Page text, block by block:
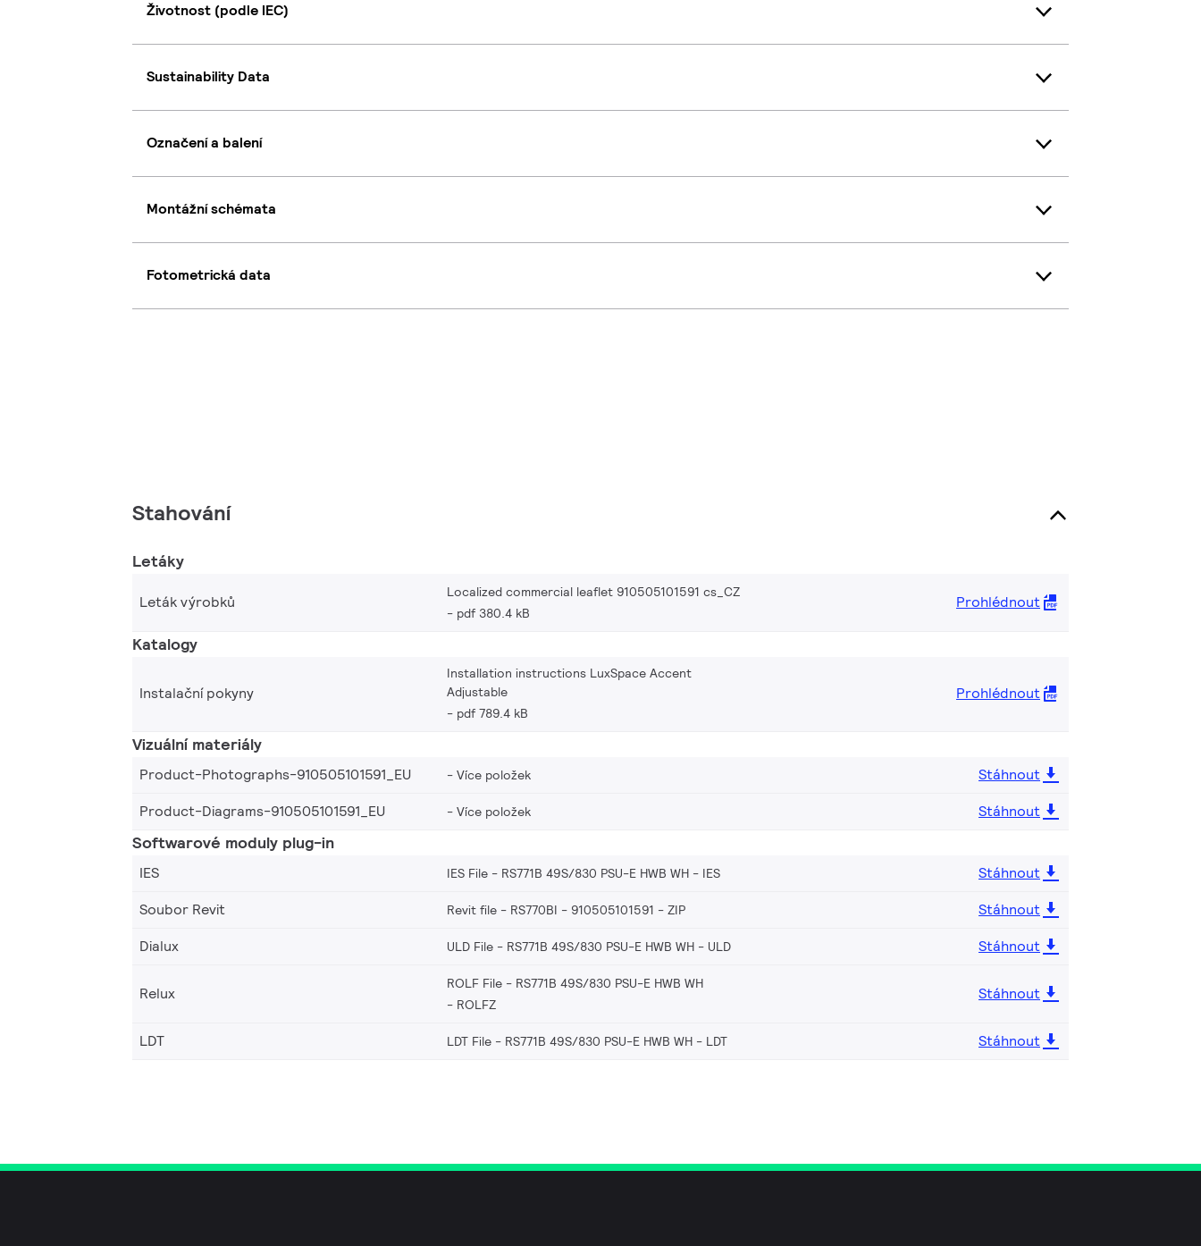
Životnost (podle IEC)
Sustainability Data
Označení a balení
Montážní schémata
Fotometrická data
Stahování
Letáky
Leták výrobků
Localized commercial leaflet 910505101591 cs_CZ
pdf 380.4 kB
Prohlédnout
Katalogy
Instalační pokyny
Installation instructions LuxSpace Accent
Adjustable
pdf 789.4 kB
Prohlédnout
Vizuální materiály
Product-Photographs-910505101591_EU Více položek
Stáhnout
Product-Diagrams-910505101591_EU
Více položek Stáhnout
Softwarové moduly plug-in
IES IES File - RS771B 49S/830 PSU-E HWB WH IES
Stáhnout
Soubor Revit
Revit file - RS770BI - 910505101591 ZIP
Stáhnout
Dialux
ULD File - RS771B 49S/830 PSU-E HWB WH ULD Stáhnout
Relux
ROLF File - RS771B 49S/830 PSU-E HWB WH
ROLFZ
Stáhnout
LDT LDT File - RS771B 49S/830 PSU-E HWB WH LDT Stáhnout